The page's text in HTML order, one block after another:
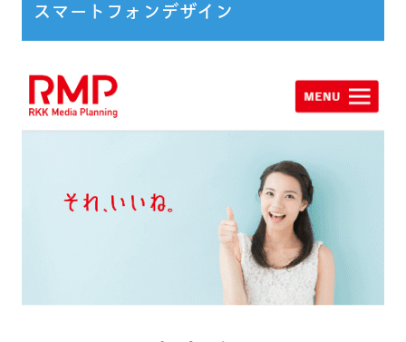
スマートフォンデザイン